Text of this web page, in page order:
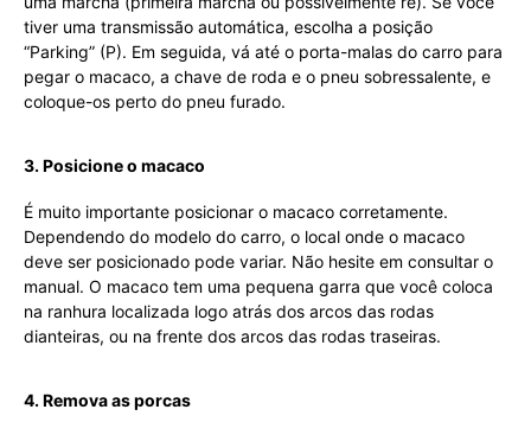
tiver uma transmissão automática, escolha a posição
“Parking” (P). Em seguida, vá até o porta-malas do carro para
pegar o macaco, a chave de roda e o pneu sobressalente, e
coloque-os perto do pneu furado.
3. Posicione o macaco
É muito importante posicionar o macaco corretamente.
Dependendo do modelo do carro, o local onde o macaco
deve ser posicionado pode variar. Não hesite em consultar o
manual. O macaco tem uma pequena garra que você coloca
na ranhura localizada logo atrás dos arcos das rodas
dianteiras, ou na frente dos arcos das rodas traseiras.
4. Remova as porcas